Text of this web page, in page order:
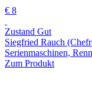
€ 8
Zustand Gut
Siegfried Rauch
Serienmaschinen,
Zum Produkt